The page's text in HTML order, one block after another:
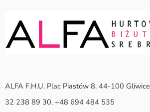
ALFA F.H.U. Plac Piastów 8, 44-100 Gliwice
32 238 89 30, +48 694 484 535